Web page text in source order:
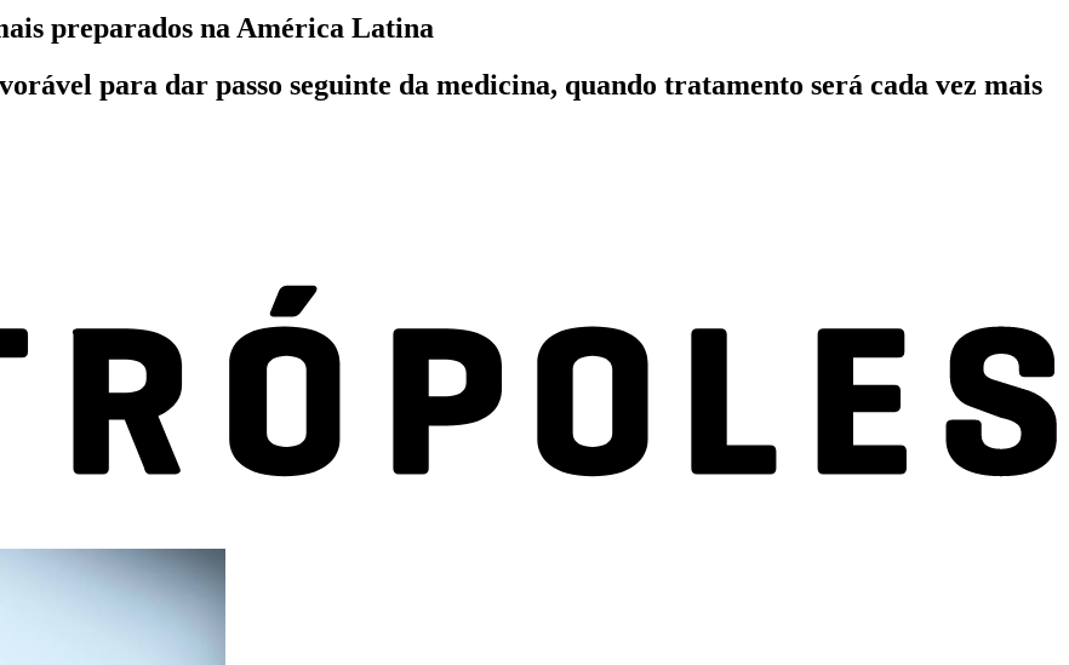
preparados na América Latina
para dar passo seguinte da medicina, quando tratamento será cada vez mais